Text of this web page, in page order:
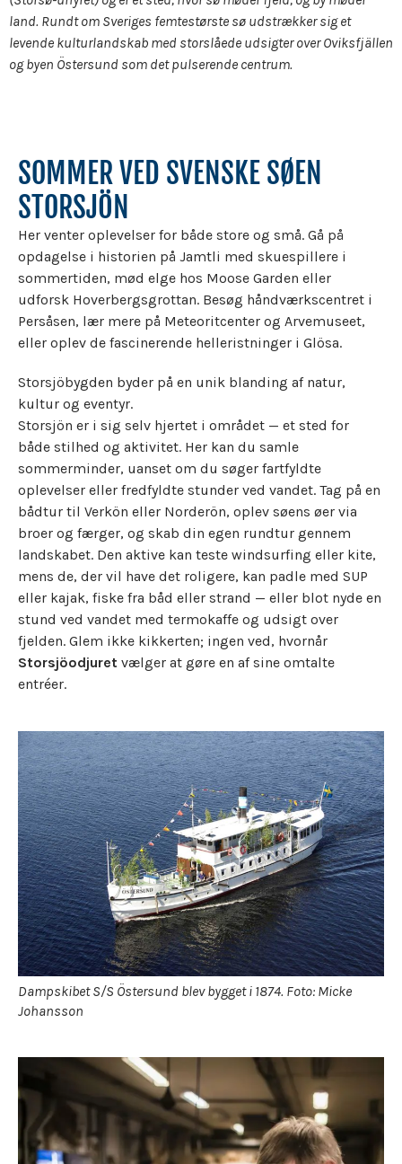
land. Rundt om Sveriges femtestørste sø udstrækker sig et
levende kulturlandskab med storslåede udsigter over Oviksfjällen
og byen Östersund som det pulserende centrum.
SOMMER VED SVENSKE SØEN
STORSJÖN
Her venter oplevelser for både store og små. Gå på
opdagelse i historien på Jamtli med skuespillere i
sommertiden, mød elge hos Moose Garden eller
udforsk Hoverbergsgrottan. Besøg håndværkscentret i
Persåsen, lær mere på Meteoritcenter og Arvemuseet,
eller oplev de fascinerende helleristninger i Glösa.
Storsjöbygden byder på en unik blanding af natur,
kultur og eventyr.
Storsjön er i sig selv hjertet i området — et sted for
både stilhed og aktivitet. Her kan du samle
sommerminder, uanset om du søger fartfyldte
oplevelser eller fredfyldte stunder ved vandet. Tag på en
bådtur til Verkön eller Norderön, oplev søens øer via
broer og færger, og skab din egen rundtur gennem
landskabet. Den aktive kan teste windsurfing eller kite,
mens de, der vil have det roligere, kan padle med SUP
eller kajak, fiske fra båd eller strand — eller blot nyde en
stund ved vandet med termokaffe og udsigt over
fjelden. Glem ikke kikkerten; ingen ved, hvornår
Storsjöodjuret vælger at gøre en af sine omtalte
entréer.
Dampskibet S/S Östersund blev bygget i 1874. Foto: Micke
Johansson